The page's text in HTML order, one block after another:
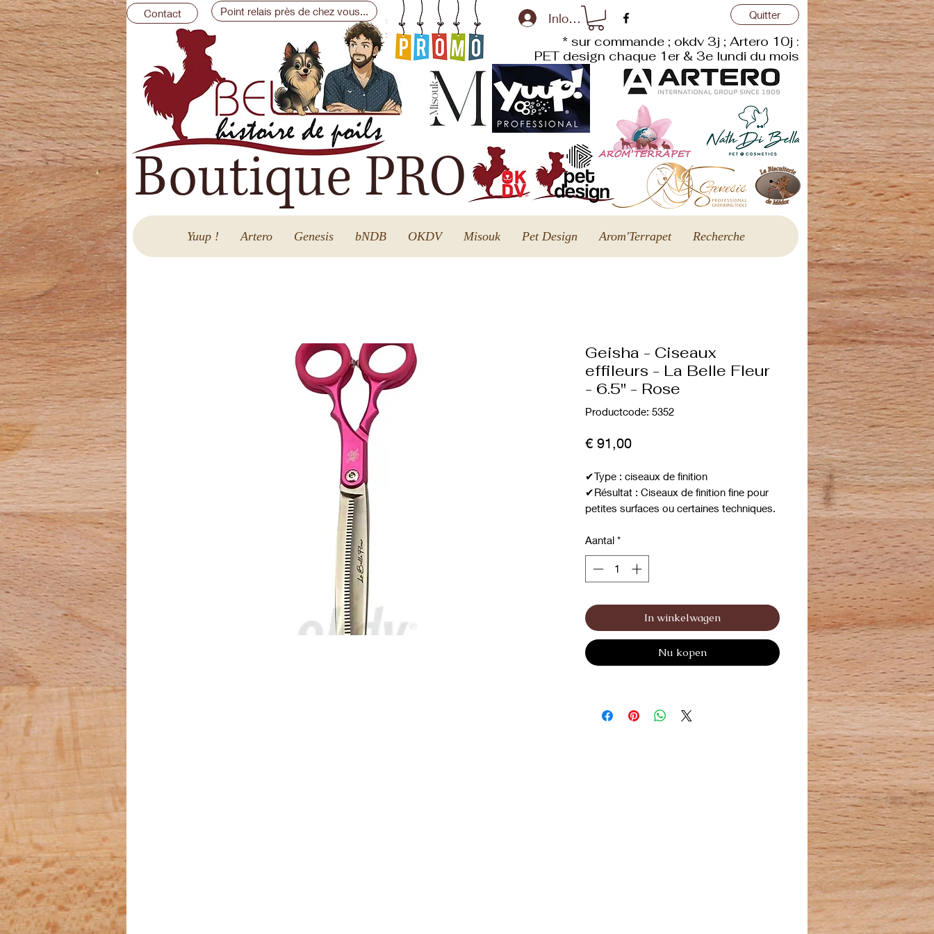
Contact Point relais près de chez vous... Inloggen
Boutique PRO
Quitter
* sur commande ; okdv 3j ; Artero 10j :
PET design chaque 1er & 3e lundi du mois
Yuup ! Artero Genesis bNDB OKDV Misouk Pet Design Arom'Terrapet Recherche
Geisha - Ciseaux
effileurs - La Belle Fleur
- 6.5" - Rose
Productcode: 5352
€ 91,00Prijs
✔Type : ciseaux de finition
✔Résultat : Ciseaux de finition fine pour
petites surfaces ou certaines techniques.
Aantal *
In winkelwagen
Nu kopen